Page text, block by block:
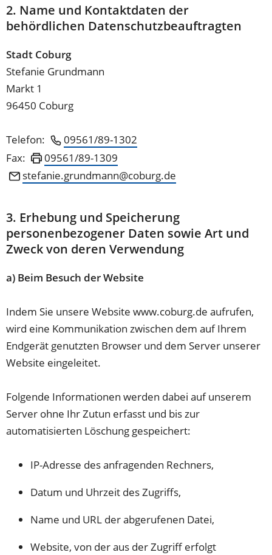
2. Name und Kontaktdaten der
behördlichen Datenschutzbeauftragten
Stadt Coburg
Stefanie Grundmann
Markt 1
96450 Coburg
Telefon:
09561/89-1302
Fax:
09561/89-1309
stefanie.grundmann
coburg de
3. Erhebung und Speicherung
personenbezogener Daten sowie Art und
Zweck von deren Verwendung
a) Beim Besuch der Website
Indem Sie unsere Website www.coburg.de aufrufen,
wird eine Kommunikation zwischen dem auf Ihrem
Endgerät genutzten Browser und dem Server unserer
Website eingeleitet.
Folgende Informationen werden dabei auf unserem
Server ohne Ihr Zutun erfasst und bis zur
automatisierten Löschung gespeichert:
IP-Adresse des anfragenden Rechners,
Datum und Uhrzeit des Zugriffs,
Name und URL der abgerufenen Datei,
Website, von der aus der Zugriff erfolgt